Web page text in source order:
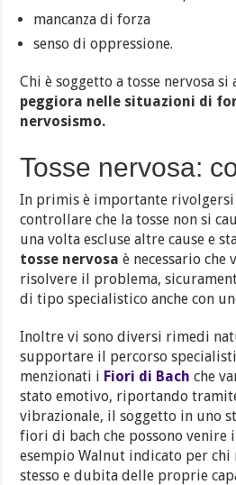
mancanza di forza
senso di oppressione.
Chi è soggetto a tosse nervosa si
peggiora nelle situazioni di
nervosismo.
Tosse nervosa:
In primis è importante
controllare che la tosse non si
una volta escluse altre cause e
tosse nervosa è necessario
risolvere il problema,
di tipo specialistico anche con
Inoltre vi sono diversi rimedi
supportare il percorso
menzionati i Fiori di Bach che
stato emotivo, riportando
vibrazionale, il soggetto in uno
fiori di bach che possono venire
esempio Walnut indicato per chi
stesso e dubita delle proprie